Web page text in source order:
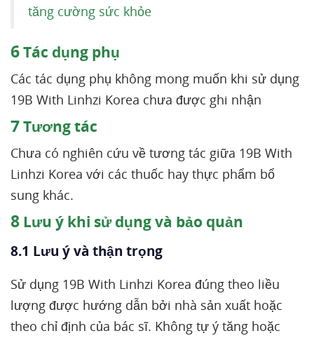
tăng cường sức khỏe
6Tác dụng phụ
Các tác dụng phụ không mong muốn khi sử dụng
19B With Linhzi Korea chưa được ghi nhận
7Tương tác
Chưa có nghiên cứu về tương tác giữa 19B With
Linhzi Korea với các thuốc hay thực phẩm bổ
sung khác.
8 Lưu ý khi sử dụng và bảo quản
8.1 Lưu ý và thận trọng
Sử dụng 19B With Linhzi Korea đúng theo liều
lượng được hướng dẫn bởi nhà sản xuất hoặc
theo chỉ định của bác sĩ. Không tự ý tăng hoặc